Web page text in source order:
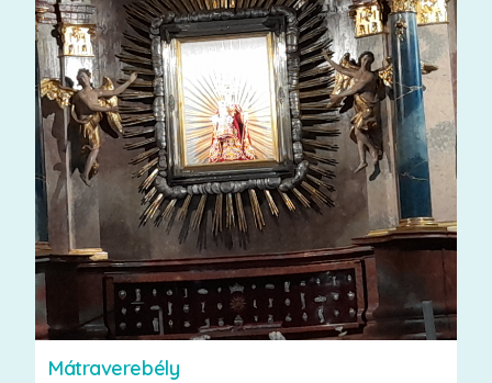
Mátraverebély